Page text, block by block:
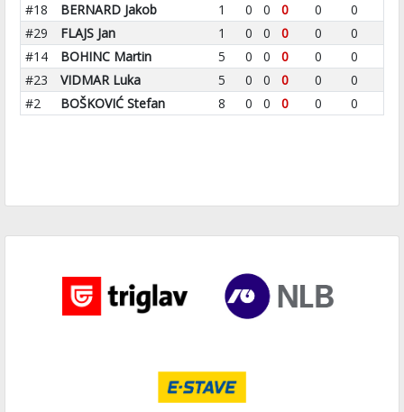
#18
BERNARD Jakob 1 0 0 0 0
0
#29
FLAJS Jan 1 0 0 0 0
0
#14
BOHINC Martin 5 0 0 0 0
0
#23
VIDMAR Luka 5 0 0 0 0
0
#2
BOŠKOVIĆ Stefan 8 0 0 0 0 0